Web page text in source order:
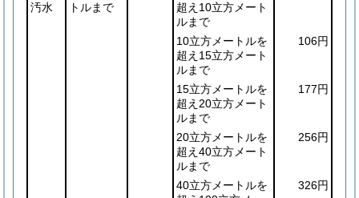
汚水
トルまで
超え10立方メート
ルまで
10立方メートルを
超え15立方メート
ルまで
106円
15立方メートルを
超え20立方メート
ルまで
177円
20立方メートルを
超え40立方メート
ルまで
256円
40立方メートルを
326円